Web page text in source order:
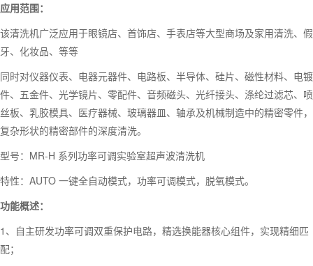
应用范围：
该清洗机广泛应用于眼镜店、首饰店、手表店等大型商场及家用清洗、假
牙、化妆品、等等
同时对仪器仪表、电器元器件、电路板、半导体、硅片、磁性材料、电镀
件、五金件、光学镜片、零配件、音频磁头、光纤接头、涤纶过滤芯、喷
丝板、乳胶模具、医疗器械、玻璃器皿、轴承及机械制造中的精密零件，
复杂形状的精密部件的深度清洗。
型号：MR-H 系列功率可调实验室超声波清洗机
特性：AUTO 一键全自动模式，功率可调模式，脱氧模式。
功能概述：
1、自主研发功率可调双重保护电路，精选换能器核心组件，实现精细匹
配；